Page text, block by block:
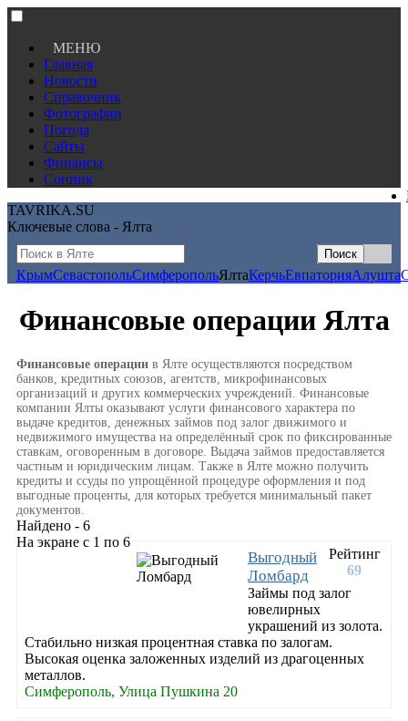
МЕНЮ
Главная
Новости
Справочник
Фотографии
Погода
Сайты
Финансы
Сонник
TAVRIKA.SU
Ключевые слова - Ялта
КрымСевастопольСимферопольЯлтаКерчьЕвпаторияАлушта
Финансовые операции Ялта
Финансовые операции в Ялте осуществляются посредством
банков, кредитных союзов, агентств, микрофинансовых
организаций и других коммерческих учреждений. Финансовые
компании Ялты оказывают услуги финансового характера по
выдаче кредитов, денежных займов под залог движимого и
недвижимого имущества на определённый срок по фиксированные
ставкам, оговоренным в договоре. Выдача займов предоставляется
частным и юридическим лицам. Также в Ялте можно получить
кредиты и ссуды по упрощённой процедуре оформления и под
выгодные проценты, для которых требуется минимальный пакет
документов.
Найдено - 6
На экране с 1 по 6
Рейтинг
69
Выгодный
Ломбард
Займы под залог
ювелирных
украшений из золота.
Стабильно низкая процентная ставка по залогам.
Высокая оценка заложенных изделий из драгоценных
металлов.
Симферополь, Улица Пушкина 20